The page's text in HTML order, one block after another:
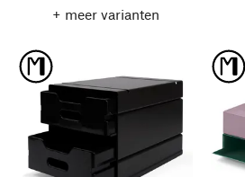
+ meer varianten